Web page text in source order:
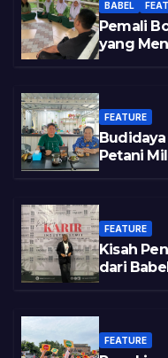
BABEL
Pemali
yang
FEATURE
Petani
FEATURE
Kisah
dari
FEATURE